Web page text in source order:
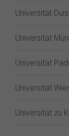
Universität
Universität
Universität
Universität
Universität zu